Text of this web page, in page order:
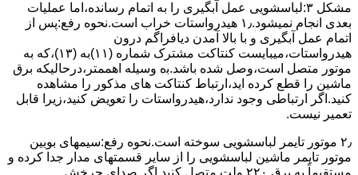
مشکل ۳:لباسشویی ﻋﻤﻞ آﺑﮕﯿﺮی را ﺑﻪ اﺗﻤﺎم رﺳﺎﻧﺪه،اﻣﺎ ﻋﻤﻠﯿﺎت
ﺑﻌﺪی اﻧﺠﺎم نمیشود.۱٫ ﻫﯿﺪرواﺳﺘﺎت ﺧﺮاب اﺳﺖ.نحوه رﻓﻊ:ﭘﺲ از
اﺗﻤﺎم عمل آﺑﮕﯿﺮی و ﺑﺎ ﺑﺎﻻ آﻣﺪن دﯾﺎﻓﺮاﮔﻢ درون
ﻫﯿﺪرواﺳﺘﺎت،میبایست ﮐﻨﺘﺎﮐﺖ ﻣﺸﺘﺮک شماره (۱۱)به (۱۳)،ﮐﻪ ﺑﻪ
ﻣﻮﺗﻮر ﻣﺘﺼﻞ اﺳﺖ،وﺻﻞ ﺷﺪه ﺑﺎﺷﺪ.ﺑه وسیله اهممتر،درحالیکه ﺑﺮق
ﻣﺎﺷﯿﻦ را ﻗﻄﻊ کرده اید،ارﺗﺒﺎط ﮐﻨﺘﺎﮐﺖ ﻫﺎی ﻣﺬﮐﻮر را ﻣﺸﺎﻫﺪه
کنید.اﮔﺮ ارﺗﺒﺎطی وجود ندارد،ﻫﯿﺪرواﺳﺘﺎت را ﺗﻌﻮﯾﺾ ﮐﻨﯿﺪ،زﯾﺮا قابل
ﺗﻌﻤﯿﺮ نیست.
۲٫ ﻣﻮﺗﻮر ﺗﺎﯾﻤﺮ لباسشویی ﺳﻮﺧﺘﻪ اﺳﺖ.نحوه رﻓﻊ:سیمهای ﺑﻮﺑﯿﻦ
ﻣﻮﺗﻮر ﺗﺎﯾﻤﺮ ماشین لباسشویی را از ﺳﺎﯾﺮ قسمتهای ﻣﺪار ﺟﺪا کرده و